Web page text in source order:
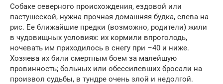
Собаке северного происхождения, ездовой или
пастушеской, нужна прочная домашняя будка, слева на
рис. Ее ближайшие предки (возможно, родители) жили
в чудовищных условиях: их кормили впроголодь,
ночевать им приходилось в снегу при –40 и ниже.
Хозяева их били смертным боем за малейшую
провинность; больных или обессилевших бросали на
произвол судьбы, в тундре очень злой и недолгой.